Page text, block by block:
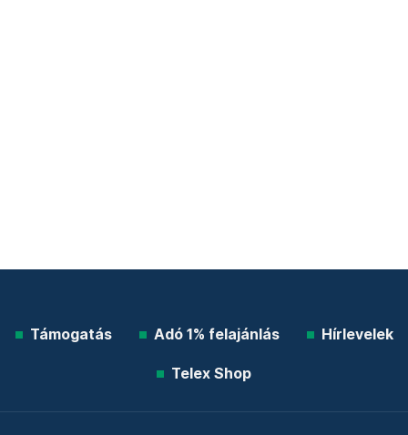
Támogatás Adó 1% felajánlás Hírlevelek
Telex Shop